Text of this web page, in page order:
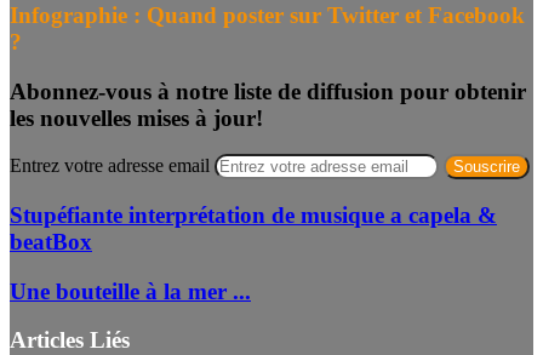
Infographie : Quand poster sur Twitter et Facebook
?
Abonnez-vous à notre liste de diffusion pour obtenir
les nouvelles mises à jour!
Entrez votre adresse email
Stupéfiante interprétation de musique a capela &
beatBox
Une bouteille à la mer ...
Articles Liés